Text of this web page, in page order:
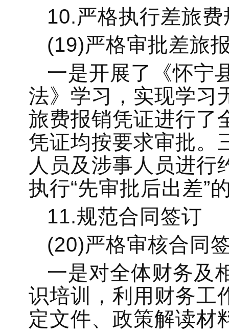
10.严格执行差旅费
(19)严格审批差旅
一是开展了《怀宁
法》学习，实现学习
旅费报销凭证进行了
凭证均按要求审批。
人员及涉事人员进行
执行“先审批后出差”
11.规范合同签订
(20)严格审核合同
一是对全体财务及
识培训，利用财务工
定文件、政策解读材